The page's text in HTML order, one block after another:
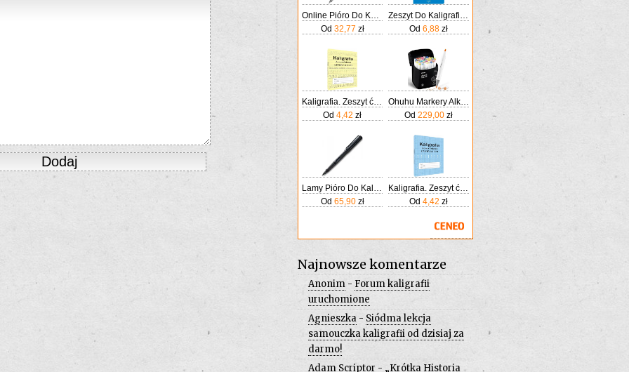
Od 32,77 zł
Od 6,88 zł
Od 4,42 zł
Od 229,00 zł
Od 65,90zł
Od 4,42 zł
Najnowsze komentarze
Anonim - Forum kaligrafii
uruchomione
Agnieszka - Siódma lekcja
samouczka kaligrafii od dzisiaj za
darmo!
Adam Scriptor - „Krótka Historia